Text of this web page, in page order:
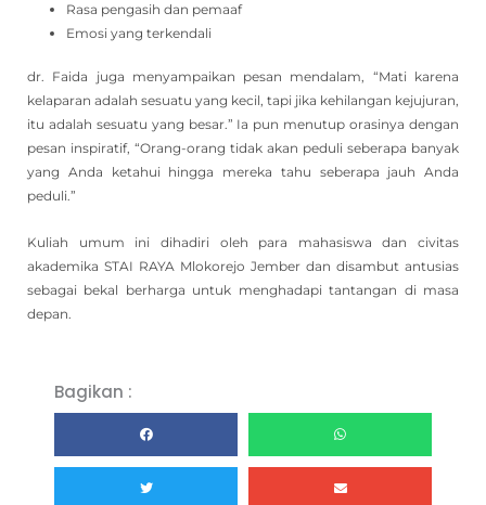
Rasa pengasih dan pemaaf
Emosi yang terkendali
dr. Faida juga menyampaikan pesan mendalam, “Mati karena
kelaparan adalah sesuatu yang kecil, tapi jika kehilangan kejujuran,
itu adalah sesuatu yang besar.” Ia pun menutup orasinya dengan
pesan inspiratif, “Orang-orang tidak akan peduli seberapa banyak
yang Anda ketahui hingga mereka tahu seberapa jauh Anda
peduli.”
Kuliah umum ini dihadiri oleh para mahasiswa dan civitas
akademika STAI RAYA Mlokorejo Jember dan disambut antusias
sebagai bekal berharga untuk menghadapi tantangan di masa
depan.
Bagikan :